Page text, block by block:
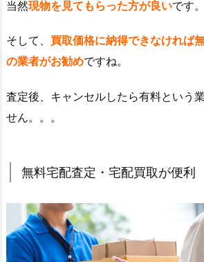
当然現物を見てもらった方が良いです。
そして、 買取価格に納得できなければ
の業者がお勧めですね。
査定後、キャンセルしたら有料という
せん。。。
無料宅配査定・宅配買取が便利